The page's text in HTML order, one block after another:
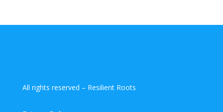
All rights reserved – Resilient Roots